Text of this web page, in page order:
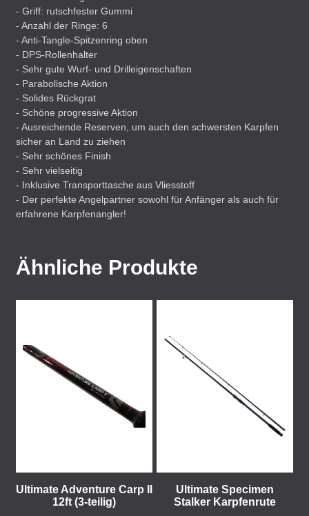
- Griff: rutschfester Gummi
- Anzahl der Ringe: 6
- Anti-Tangle-Spitzenring oben
- DPS-Rollenhalter
- Sehr gute Wurf- und Drilleigenschaften
- Parabolische Aktion
- Solides Rückgrat
- Schöne progressive Aktion
- Ausreichende Reserven, um auch den schwersten Karpfen
sicher an Land zu ziehen
- Sehr schönes Finish
- Sehr vielseitig
- Inklusive Transporttasche aus Vliesstoff
- Der perfekte Angelpartner sowohl für Anfänger als auch für
erfahrene Karpfenangler!
Ähnliche Produkte
Ultimate Adventure Carp II
12ft (3-teilig)
Ultimate Specimen
Stalker Karpfenrute